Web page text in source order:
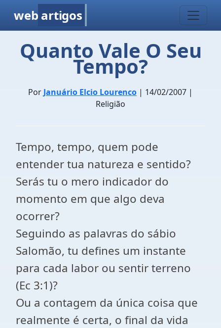
web artigos
Quanto Vale O Seu
Tempo?
Por Januário Elcio Lourenco | 14/02/2007 |
Religião
Tempo, tempo, quem pode
entender tua natureza e sentido?
Serás tu o mero indicador do
momento em que algo deva
ocorrer?
Seguindo as palavras do sábio
Salomão, tu defines um instante
para cada labor ou sentir terreno
(Ec 3:1)?
Ou a contagem da única coisa que
realmente é certa, o final da vida